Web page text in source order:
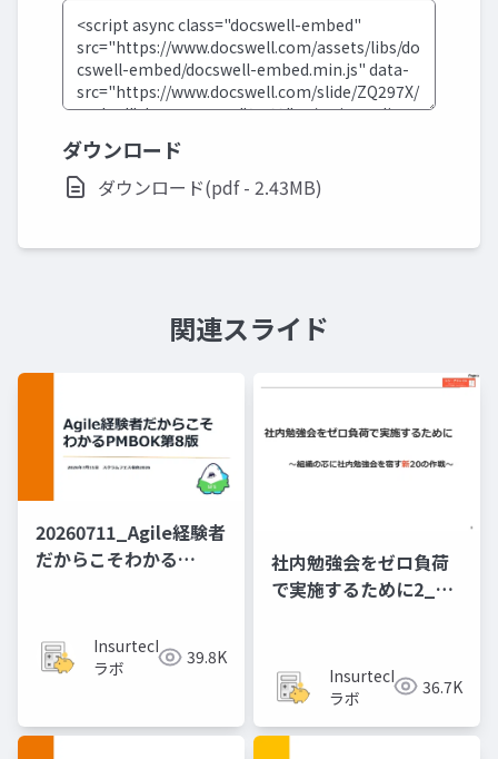
ダウンロード
ダウンロード(pdf - 2.43MB)
関連スライド
20260711_Agile経験者
だから​こそわかる​
Insurtech
ラボ
39.8K
社内勉強会をゼロ負荷
で実施するために2_20
Insurtech
ラボ
36.7K